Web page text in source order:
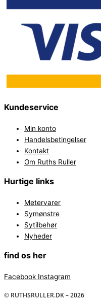
Kundeservice
Min konto
Handelsbetingelser
Kontakt
Om Ruths Ruller
Hurtige links
Metervarer
Symønstre
Sytilbehør
Nyheder
find os her
Facebook Instagram
© RUTHSRULLER.DK – 2026